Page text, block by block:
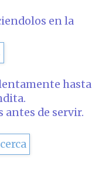
en la
hasta
antes de servir.